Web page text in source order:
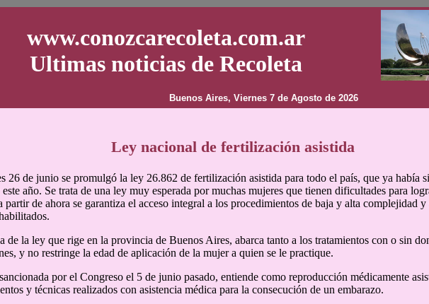
www.conozcarecoleta.com.ar
Ultimas noticias de Recoleta
Buenos Aires, Viernes 7 de Agosto de 2026
Ley nacional de fertilización asistida
26 de junio se promulgó la ley 26.862 de fertilización asistida para todo el país, que ya había
año. Se trata de una ley muy esperada por muchas mujeres que tienen dificultades para
partir de ahora se garantiza el acceso integral a los procedimientos de baja y alta complejidad y
de la ley que rige en la provincia de Buenos Aires, abarca tanto a los tratamientos con o sin
y no restringe la edad de aplicación de la mujer a quien se le practique.
por el Congreso el 5 de junio pasado, entiende como reproducción médicamente
y técnicas realizados con asistencia médica para la consecución de un embarazo.